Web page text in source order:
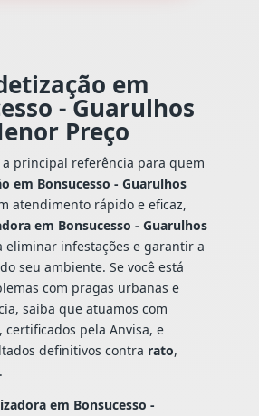
em
- Guarulhos
Preço
a principal referência para quem
em Bonsucesso - Guarulhos
atendimento rápido e eficaz,
em Bonsucesso - Guarulhos
eliminar infestações e garantir a
seu ambiente. Se você está
com pragas urbanas e
saiba que atuamos com
certificados pela Anvisa, e
definitivos contra rato,
em Bonsucesso -